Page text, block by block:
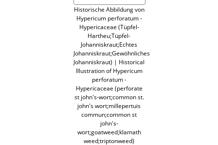
Historische Abbildung von
Hypericum perforatum -
Hypericaceae (Tüpfel-
Hartheu;Tüpfel-
Johanniskraut;Echtes
Johanniskraut;Gewöhnliches
Johanniskraut) | Historical
Illustration of Hypericum
perforatum -
Hypericaceae (perforate
st john's-wort;common st.
john's wort;millepertuis
commun;common st
john's-
wort;goatweed;klamath
weed;triptonweed)